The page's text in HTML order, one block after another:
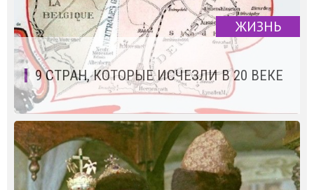
ЖИЗНЬ
9 СТРАН, КОТОРЫЕ ИСЧЕЗЛИ В 20 ВЕКЕ